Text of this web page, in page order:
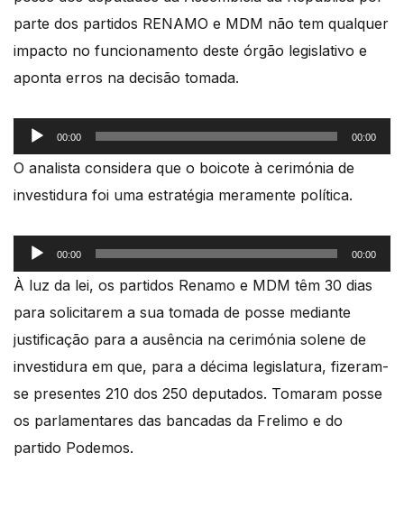
parte dos partidos RENAMO e MDM não tem qualquer
impacto no funcionamento deste órgão legislativo e
aponta erros na decisão tomada.
Reprodutor
de
00:00 00:00
O analista considera que o boicote à cerimónia de
investidura foi uma estratégia meramente política.
Reprodutor
de
00:00 00:00
À luz da lei, os partidos Renamo e MDM têm 30 dias
para solicitarem a sua tomada de posse mediante
justificação para a ausência na cerimónia solene de
investidura em que, para a décima legislatura, fizeram-
se presentes 210 dos 250 deputados. Tomaram posse
os parlamentares das bancadas da Frelimo e do
partido Podemos.